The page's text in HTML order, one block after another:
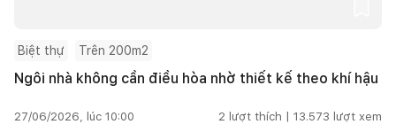
Biệt thự Trên 200m2
Ngôi nhà không cần điều hòa nhờ thiết kế theo khí hậu
27/06/2026, lúc 10:00 2 lượt thích | 13.573 lượt xem